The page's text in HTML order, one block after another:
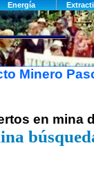
Minero
en mina